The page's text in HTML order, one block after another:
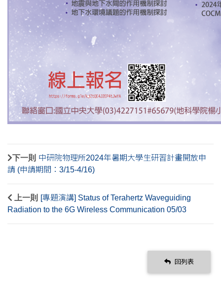
下一則 中研院物理所2024年暑期大學生研習計畫開放申
請 (申請期間：3/15-4/16)
上一則
[專題演講] Status of Terahertz Waveguiding
Radiation to the 6G Wireless Communication 05/03
回列表